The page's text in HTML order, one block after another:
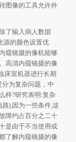
图像的工具允许外
了输入病人数据
源的颜色设置优
窥镜摄的像机能够
高清内窥镜摄的像
床室机器进行长期
为复杂问题，中
样?研究表明:复杂
),因为一些条件,这
障约占百分之二十
是由于不当使用或
了解内窥镜摄的像